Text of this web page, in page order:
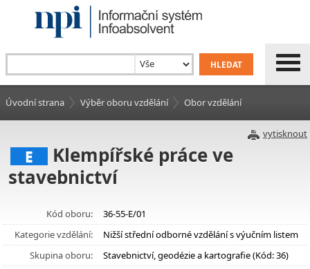
Úvodní strana Výběr oboru vzdělání Obor vzdělání
vytisknout
E
Klempířské práce ve
stavebnictví
Kód oboru:
36-55-E/01
Kategorie vzdělání:
Nižší střední odborné vzdělání s výučním listem
Skupina oboru:
Stavebnictví, geodézie a kartografie (Kód: 36)